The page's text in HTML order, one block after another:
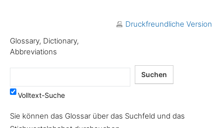
Druckfreundliche Version
Glossary, Dictionary,
Abbreviations
Volltext-Suche
Sie können das Glossar über das Suchfeld und das